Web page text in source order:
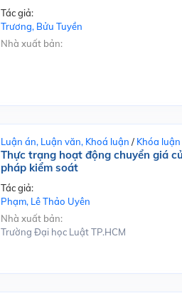
Tác giả:
Trương, Bửu Tuyền
Nhà xuất bản:
Luận án, Luận văn, Khoá luận / Khóa
Thực trạng hoạt động chuyển giá
pháp kiểm soát
Tác giả:
Phạm, Lê Thảo Uyên
Nhà xuất bản:
Trường Đại học Luật TP.HCM